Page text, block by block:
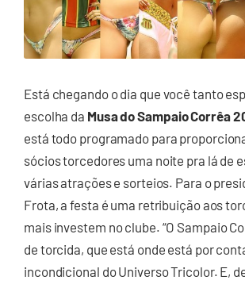
Está chegando o dia que você tanto
escolha da Musa do Sampaio Corrêa
está todo programado para
sócios torcedores uma noite pra lá de
várias atrações e sorteios. Para o
Frota, a festa é uma retribuição aos
mais investem no clube. “O Sampaio
de torcida, que está onde está por
incondicional do Universo Tricolor. E,